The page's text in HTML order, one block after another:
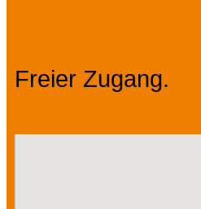
Freier Zugang.